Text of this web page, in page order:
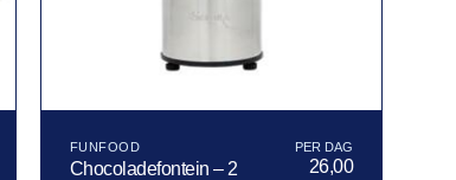
FUNFOOD
Chocoladefontein – 2
26,00